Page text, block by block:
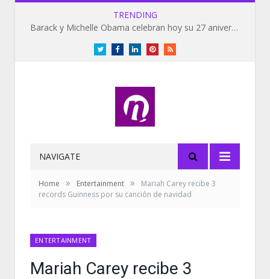
TRENDING
Barack y Michelle Obama celebran hoy su 27 aniversario de bodas
TwitterFacebookLinkedInPinterestRSS
NAVIGATE
Home » Entertainment »
Mariah Carey recibe 3
records Guinness por su canción de navidad
ENTERTAINMENT
Mariah Carey recibe 3